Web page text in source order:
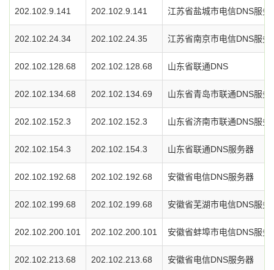
202.102.9.141 202.102.9.141 江苏省盐城市电信DNS服务
202.102.24.34 202.102.24.35 江苏省南京市电信DNS服务
202.102.128.68 202.102.128.68 山东省联通DNS
202.102.134.68 202.102.134.69 山东省青岛市联通DNS服务
202.102.152.3 202.102.152.3 山东省济南市联通DNS服务
202.102.154.3 202.102.154.3 山东省联通DNS服务器
202.102.192.68 202.102.192.68 安徽省电信DNS服务器
202.102.199.68 202.102.199.68 安徽省芜湖市电信DNS服务
202.102.200.101 202.102.200.101 安徽省蚌埠市电信DNS服务
202.102.213.68 202.102.213.68 安徽省电信DNS服务器